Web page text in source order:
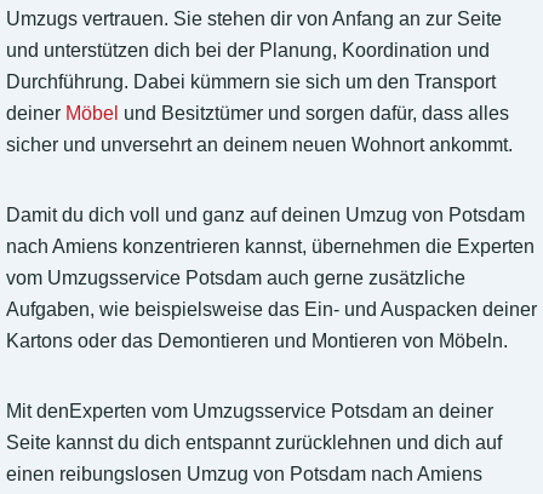
Umzugs vertrauen. Sie stehen dir von Anfang an zur Seite
und unterstützen dich bei der Planung, Koordination und
Durchführung. Dabei kümmern sie sich um den Transport
deiner Möbel und Besitztümer und sorgen dafür, dass alles
sicher und unversehrt an deinem neuen Wohnort ankommt.
Damit du dich voll und ganz auf deinen Umzug von Potsdam
nach Amiens konzentrieren kannst, übernehmen die Experten
vom Umzugsservice Potsdam auch gerne zusätzliche
Aufgaben, wie beispielsweise das Ein- und Auspacken deiner
Kartons oder das Demontieren und Montieren von Möbeln.
Mit denExperten vom Umzugsservice Potsdam an deiner
Seite kannst du dich entspannt zurücklehnen und dich auf
einen reibungslosen Umzug von Potsdam nach Amiens